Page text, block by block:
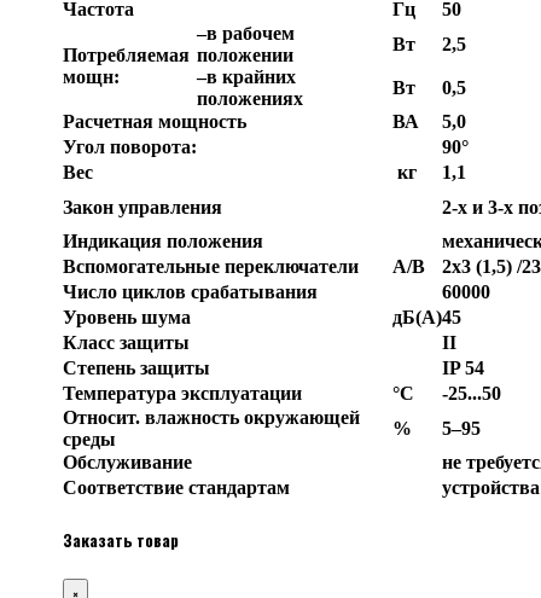
Частота
Гц 50
Потребляемая
мощн:
–в рабочем
положении
Вт
2,5
–в крайних
положениях
Вт
0,5
Расчетная мощность
ВА
5,0
Угол поворота:
90°
Вес
кг
1,1
Закон управления
2-х и 3-х
Индикация положения
Вспомогательные переключатели
А/В
2х3 (1,5) /
Число циклов срабатывания
60000
Уровень шума
дБ(А)45
Класс защиты
II
Степень защиты
IP 54
Температура эксплуатации
°С
-25...50
Относит. влажность окружающей
среды
%
5–95
Обслуживание
не
Соответствие стандартам
Заказать товар